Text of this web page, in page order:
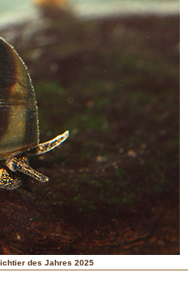
des Jahres 2025